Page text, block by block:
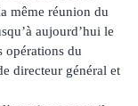
même réunion du
aujourd’hui le
opérations du
directeur général et